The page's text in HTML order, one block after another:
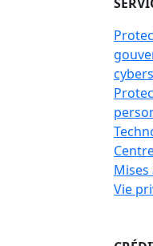
Vie